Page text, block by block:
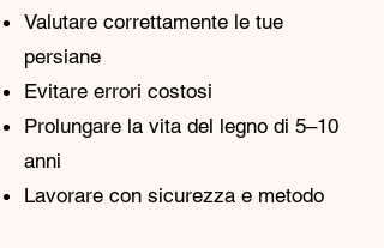
Valutare correttamente le tue
persiane
Evitare errori costosi
Prolungare la vita del legno di 5–10
anni
Lavorare con sicurezza e metodo